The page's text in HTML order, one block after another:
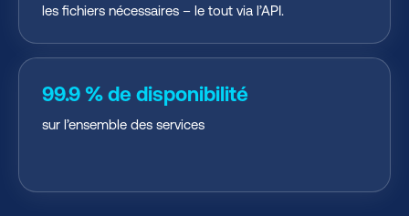
les fichiers nécessaires – le tout via l’API.
99.9 % de disponibilité
sur l’ensemble des services